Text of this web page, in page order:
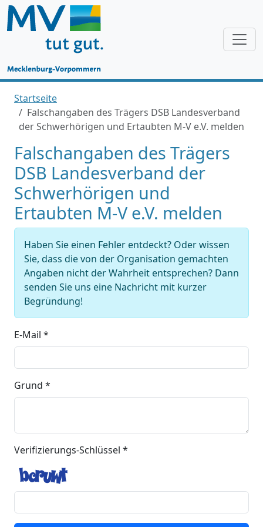
Startseite
Falschangaben des Trägers DSB Landesverband
der Schwerhörigen und Ertaubten M-V e.V. melden
Falschangaben des Trägers
DSB Landesverband der
Schwerhörigen und
Ertaubten M-V e.V. melden
Haben Sie einen Fehler entdeckt? Oder wissen
Sie, dass die von der Organisation gemachten
Angaben nicht der Wahrheit entsprechen? Dann
senden Sie uns eine Nachricht mit kurzer
Begründung!
E-Mail *
Grund *
Verifizierungs-Schlüssel *